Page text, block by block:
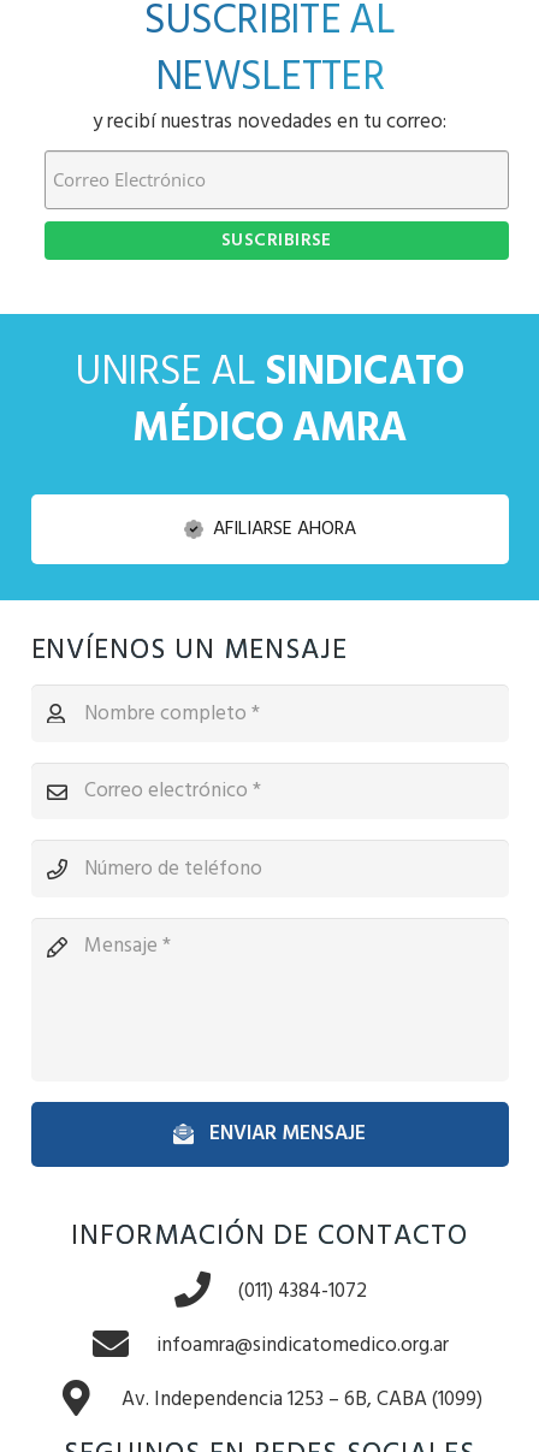
SUSCRIBITE AL
NEWSLETTER
y recibí nuestras novedades en tu correo:
UNIRSE ALSINDICATO
MÉDICO AMRA
AFILIARSE AHORA
ENVÍENOS UN MENSAJE
ENVIAR MENSAJE
INFORMACIÓN DE CONTACTO
(011) 4384-1072
infoamra@sindicatomedico.org.ar
Av. Independencia 1253 – 6B, CABA (1099)